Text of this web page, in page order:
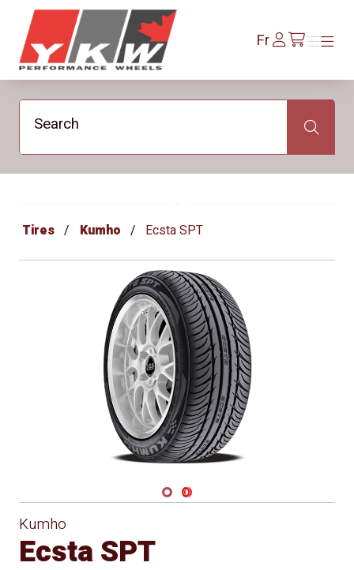
YKW Wheels
FrSe
connecter/fr/cart
Menu
Menu
Search Search
Tires Kumho Ecsta SPT
Navigate 1
Navigate 2
Kumho
Ecsta SPT